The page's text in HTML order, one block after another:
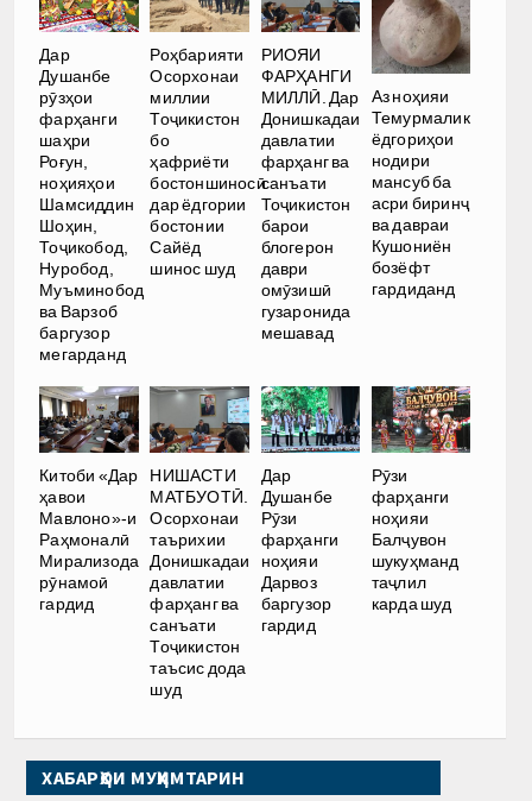
Дар
Душанбе
рӯзҳои
фарҳанги
шаҳри
Роғун,
ноҳияҳои
Шамсиддин
Шоҳин,
Тоҷикобод,
Нуробод,
Муъминобод
ва Варзоб
баргузор
мегарданд
Роҳбарияти
Осорхонаи
миллии
Тоҷикистон
бо
ҳафриёти
бостоншиносӣ
дар ёдгории
бостонии
Сайёд
шинос шуд
РИОЯИ
ФАРҲАНГИ
МИЛЛӢ. Дар
Донишкадаи
давлатии
фарҳанг ва
санъати
Тоҷикистон
барои
блогерон
даври
омӯзишӣ
гузаронида
мешавад
Аз ноҳияи
Темурмалик
ёдгориҳои
нодири
мансуб ба
асри биринҷ
ва давраи
Кушониён
бозёфт
гардиданд
Китоби «Дар
ҳавои
Мавлоно»-и
Раҳмоналӣ
Мирализода
рӯнамоӣ
гардид
НИШАСТИ
МАТБУОТӢ.
Осорхонаи
таърихии
Донишкадаи
давлатии
фарҳанг ва
санъати
Тоҷикистон
таъсис дода
шуд
Дар
Душанбе
Рӯзи
фарҳанги
ноҳияи
Дарвоз
баргузор
гардид
Рӯзи
фарҳанги
ноҳияи
Балҷувон
шукуҳманд
таҷлил
карда шуд
ХАБАРҲОИ МУҲИМТАРИН